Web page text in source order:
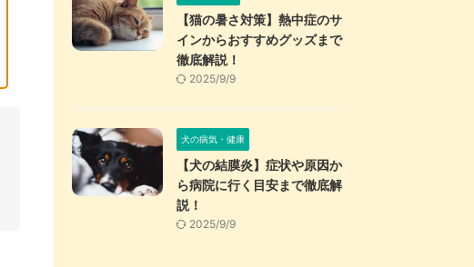
【猫の暑さ対策】熱中症のサ
インからおすすめグッズまで
徹底解説！
2025/9/9
犬の病気・健康
【犬の結膜炎】症状や原因か
ら病院に行く目安まで徹底解
説！
2025/9/9